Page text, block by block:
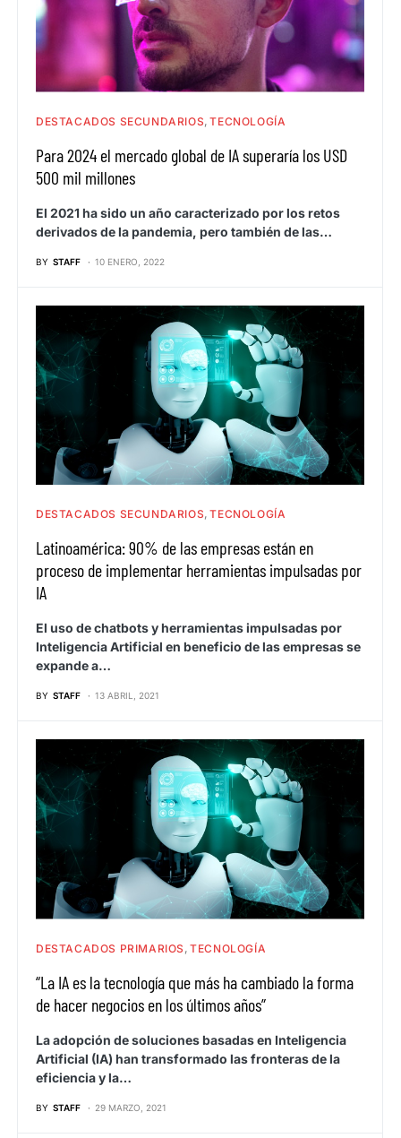
DESTACADOS SECUNDARIOS TECNOLOGÍA
Para 2024 el mercado global de IA superaría los USD
500 mil millones
El 2021 ha sido un año caracterizado por los retos
derivados de la pandemia, pero también de las…
BY STAFF 10 ENERO, 2022
DESTACADOS SECUNDARIOS TECNOLOGÍA
Latinoamérica: 90% de las empresas están en
proceso de implementar herramientas impulsadas por
IA
El uso de chatbots y herramientas impulsadas por
Inteligencia Artificial en beneficio de las empresas se
expande a…
BY STAFF 13 ABRIL, 2021
DESTACADOS PRIMARIOS TECNOLOGÍA
“La IA es la tecnología que más ha cambiado la forma
de hacer negocios en los últimos años”
La adopción de soluciones basadas en Inteligencia
Artificial (IA) han transformado las fronteras de la
eficiencia y la…
BY STAFF 29 MARZO, 2021